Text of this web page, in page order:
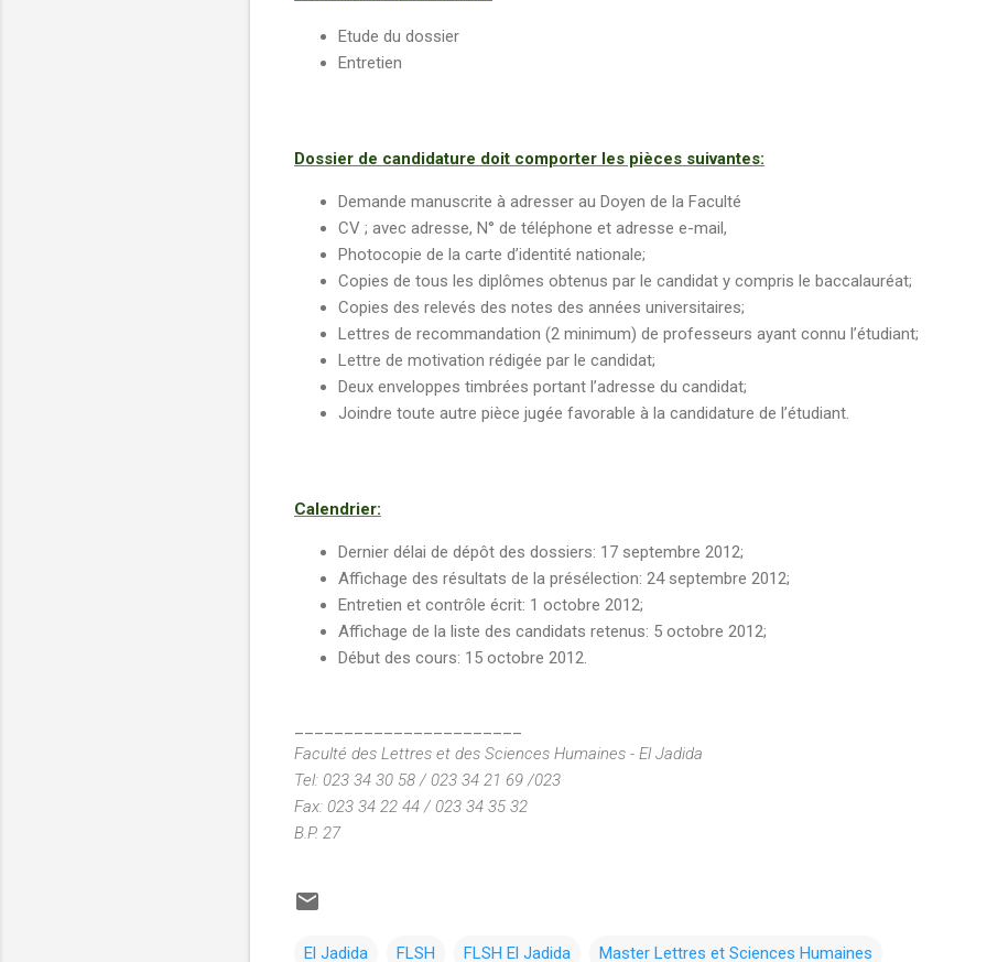
Etude du dossier
Entretien
Dossier de candidature doit comporter les pièces suivantes:
Demande manuscrite à adresser au Doyen de la Faculté
CV ; avec adresse, N° de téléphone et adresse e-mail,
Photocopie de la carte d’identité nationale;
Copies de tous les diplômes obtenus par le candidat y compris le baccalauréat;
Copies des relevés des notes des années universitaires;
Lettres de recommandation (2 minimum) de professeurs ayant connu l’étudiant;
Lettre de motivation rédigée par le candidat;
Deux enveloppes timbrées portant l’adresse du candidat;
Joindre toute autre pièce jugée favorable à la candidature de l’étudiant.
Calendrier:
Dernier délai de dépôt des dossiers: 17 septembre 2012;
Affichage des résultats de la présélection: 24 septembre 2012;
Entretien et contrôle écrit: 1 octobre 2012;
Affichage de la liste des candidats retenus: 5 octobre 2012;
Début des cours: 15 octobre 2012.
Faculté des Lettres et des Sciences Humaines - El Jadida
Tel: 023 34 30 58 / 023 34 21 69 /023
Fax: 023 34 22 44 / 023 34 35 32
B.P. 27
El Jadida FLSH FLSH El Jadida Master Lettres et Sciences Humaines